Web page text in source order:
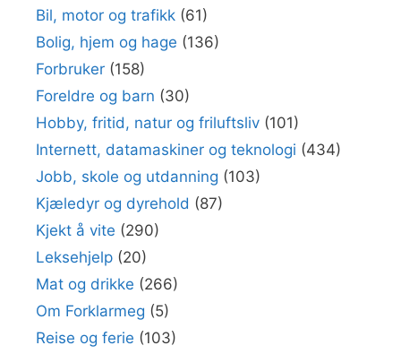
Bil, motor og trafikk (61)
Bolig, hjem og hage (136)
Forbruker (158)
Foreldre og barn (30)
Hobby, fritid, natur og friluftsliv (101)
Internett, datamaskiner og teknologi (434)
Jobb, skole og utdanning (103)
Kjæledyr og dyrehold (87)
Kjekt å vite (290)
Leksehjelp (20)
Mat og drikke (266)
Om Forklarmeg (5)
Reise og ferie (103)